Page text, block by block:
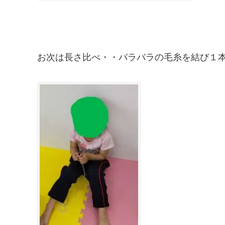
お次は長さ比べ・・バラバラの毛糸を結び１